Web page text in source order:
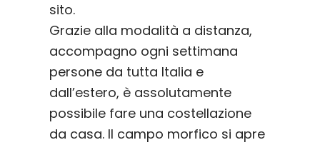
sito.
Grazie alla modalità a distanza,
accompagno ogni settimana
persone da tutta Italia e
dall’estero, è assolutamente
possibile fare una costellazione
da casa. Il campo morfico si apre